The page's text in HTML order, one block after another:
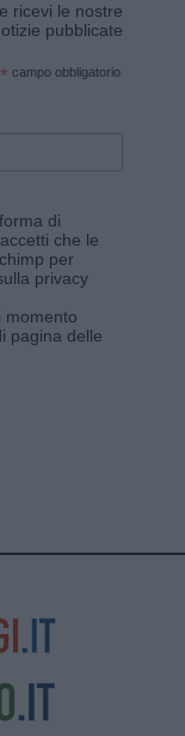
ricevi le nostre
pubblicate
* campo obbligatorio
di
che le
per
privacy
momento
pagina delle